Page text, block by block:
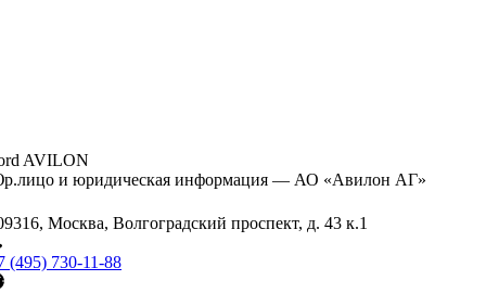
AVILON
и юридическая информация — АО «Авилон АГ»
Москва, Волгоградский проспект, д. 43 к.1
(495) 730-11-88